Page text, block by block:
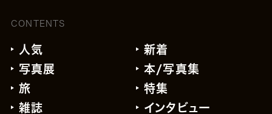
CONTENTS
人気
新着
写真展
本/写真集
旅
特集
雑誌
インタビュー